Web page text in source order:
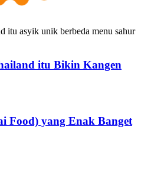
itu Bikin Kangen
Food) yang Enak Banget